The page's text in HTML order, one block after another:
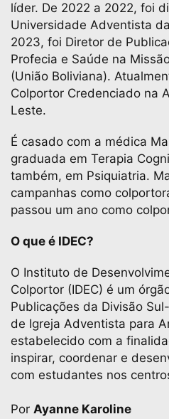
líder. De 2022 a 2022, foi
Universidade Adventista
2023, foi Diretor de
Profecia e Saúde na
(União Boliviana).
Colportor Credenciado na
Leste.
É casado com a médica
graduada em Terapia
também, em Psiquiatria.
campanhas como
passou um ano como
O que é IDEC?
O Instituto de
Colportor (IDEC) é um
Publicações da Divisão
de Igreja Adventista para
estabelecido com a
inspirar, coordenar e
com estudantes nos
Por Ayanne Karoline